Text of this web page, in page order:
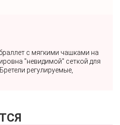
с мягкими чашками на
"невидимой" сеткой для
регулируемые,